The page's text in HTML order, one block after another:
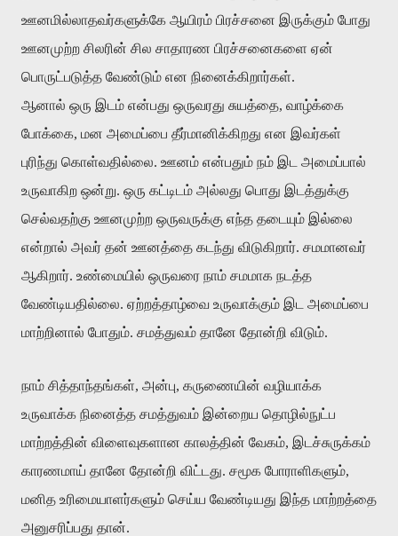
ஊனமில்லாதவர்களுக்கே ஆயிரம் பிரச்சனை இருக்கும் போது
ஊனமுற்ற சிலரின் சில சாதாரண பிரச்சனைகளை ஏன்
பொருட்படுத்த வேண்டும் என நினைக்கிறார்கள்.
ஆனால் ஒரு இடம் என்பது ஒருவரது சுயத்தை, வாழ்க்கை
போக்கை, மன அமைப்பை தீர்மானிக்கிறது என இவர்கள்
புரிந்து கொள்வதில்லை. ஊனம் என்பதும் நம் இட அமைப்பால்
உருவாகிற ஒன்று. ஒரு கட்டிடம் அல்லது பொது இடத்துக்கு
செல்வதற்கு ஊனமுற்ற ஒருவருக்கு எந்த தடையும் இல்லை
என்றால் அவர் தன் ஊனத்தை கடந்து விடுகிறார். சமமானவர்
ஆகிறார். உண்மையில் ஒருவரை நாம் சமமாக நடத்த
வேண்டியதில்லை. ஏற்றத்தாழ்வை உருவாக்கும் இட அமைப்பை
மாற்றினால் போதும். சமத்துவம் தானே தோன்றி விடும்.
நாம் சித்தாந்தங்கள், அன்பு, கருணையின் வழியாக்க
உருவாக்க நினைத்த சமத்துவம் இன்றைய தொழில்நுட்ப
மாற்றத்தின் விளைவுகளான காலத்தின் வேகம், இடச்சுருக்கம்
காரணமாய் தானே தோன்றி விட்டது. சமூக போராளிகளும்,
மனித உரிமையாளர்களும் செய்ய வேண்டியது இந்த மாற்றத்தை
அனுசரிப்பது தான்.